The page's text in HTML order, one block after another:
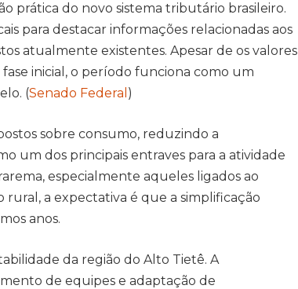
prática do novo sistema tributário brasileiro.
para destacar informações relacionadas aos
atualmente existentes. Apesar de os valores
inicial, o período funciona como um
(Senado Federal )
sobre consumo, reduzindo a
um dos principais entraves para a atividade
especialmente aqueles ligados ao
a expectativa é que a simplificação
anos.
da região do Alto Tietê. A
de equipes e adaptação de